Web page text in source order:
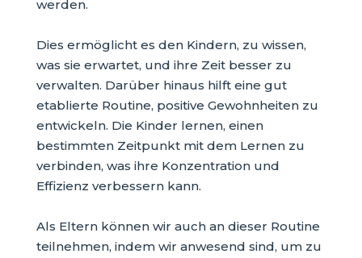
werden.
Dies ermöglicht es den Kindern, zu wissen,
was sie erwartet, und ihre Zeit besser zu
verwalten. Darüber hinaus hilft eine gut
etablierte Routine, positive Gewohnheiten zu
entwickeln. Die Kinder lernen, einen
bestimmten Zeitpunkt mit dem Lernen zu
verbinden, was ihre Konzentration und
Effizienz verbessern kann.
Als Eltern können wir auch an dieser Routine
teilnehmen, indem wir anwesend sind, um zu